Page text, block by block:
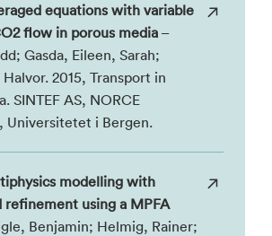
equations with variable
flow in porous media –
Gasda, Eileen, Sarah;
2015, Transport in
SINTEF AS, NORCE
Universitetet i Bergen.
modelling with
refinement using a MPFA
Benjamin; Helmig, Rainer;